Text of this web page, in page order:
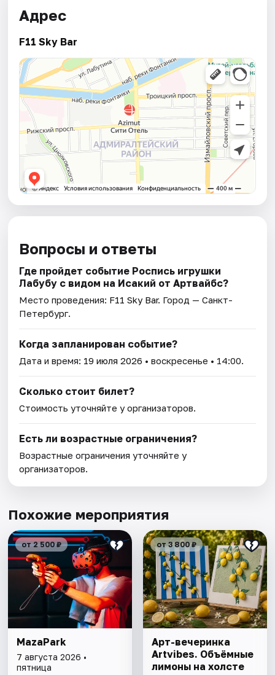
Адрес
F11 Sky Bar
Вопросы и ответы
Где пройдет событие Роспись игрушки
Лабубу с видом на Исакий от Артвайбс?
Место проведения: F11 Sky Bar. Город — Санкт-
Петербург.
Когда запланирован событие?
Дата и время: 19 июля 2026 • воскресенье • 14:00.
Сколько стоит билет?
Стоимость уточняйте у организаторов.
Есть ли возрастные ограничения?
Возрастные ограничения уточняйте у
организаторов.
Похожие мероприятия
от 2 500 ₽
MazaPark
7 августа 2026 •
пятница
от 3 800 ₽
Арт-вечеринка
Artvibes. Объёмные
лимоны на холсте